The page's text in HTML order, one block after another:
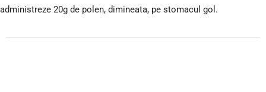
administreze 20g de polen, dimineata, pe stomacul gol.